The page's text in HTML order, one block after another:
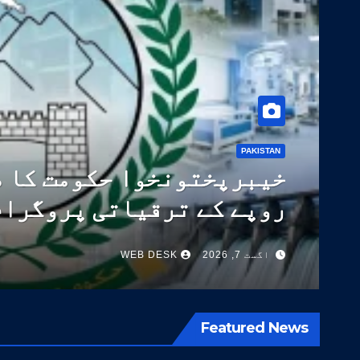
پاکستان نے ٹیکسٹائل صنعت
WEB DESK
Featured News